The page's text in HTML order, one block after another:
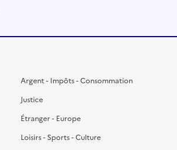
Argent - Impôts - Consommation
Justice
Étranger - Europe
Loisirs - Sports - Culture